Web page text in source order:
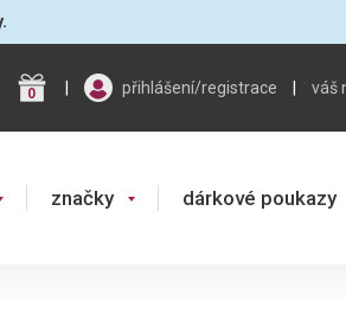
0 | přihlášení/registrace | váš
značky dárkové poukazy